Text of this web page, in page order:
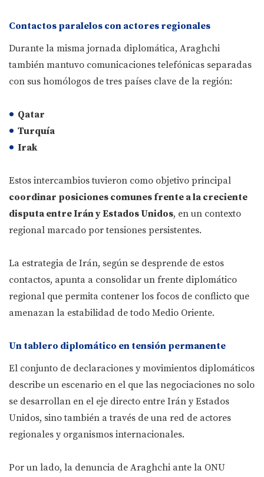
Contactos paralelos con actores regionales
Durante la misma jornada diplomática, Araghchi
también mantuvo comunicaciones telefónicas separadas
con sus homólogos de tres países clave de la región:
Qatar
Turquía
Irak
Estos intercambios tuvieron como objetivo principal
coordinar posiciones comunes frente a la creciente
disputa entre Irán y Estados Unidos, en un contexto
regional marcado por tensiones persistentes.
La estrategia de Irán, según se desprende de estos
contactos, apunta a consolidar un frente diplomático
regional que permita contener los focos de conflicto que
amenazan la estabilidad de todo Medio Oriente.
Un tablero diplomático en tensión permanente
El conjunto de declaraciones y movimientos diplomáticos
describe un escenario en el que las negociaciones no solo
se desarrollan en el eje directo entre Irán y Estados
Unidos, sino también a través de una red de actores
regionales y organismos internacionales.
Por un lado, la denuncia de Araghchi ante la ONU